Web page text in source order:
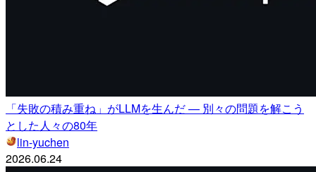
「失敗の積み重ね」がLLMを生んだ — 別々の問題を解こう
とした人々の80年
lin-yuchen
2026.06.24